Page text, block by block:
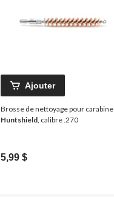
Ajouter
Brosse de nettoyage pour carabine
Huntshield , calibre .270
5,99 $